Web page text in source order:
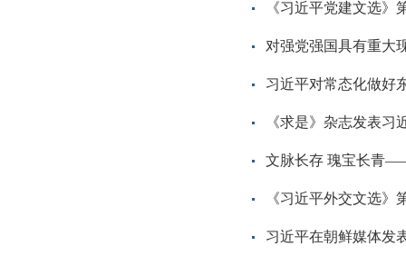
《习近平党建文选》
对强党强国具有重大
习近平对常态化做好
《求是》杂志发表
文脉长存 瑰宝长青
《习近平外交文选》
习近平在朝鲜媒体发